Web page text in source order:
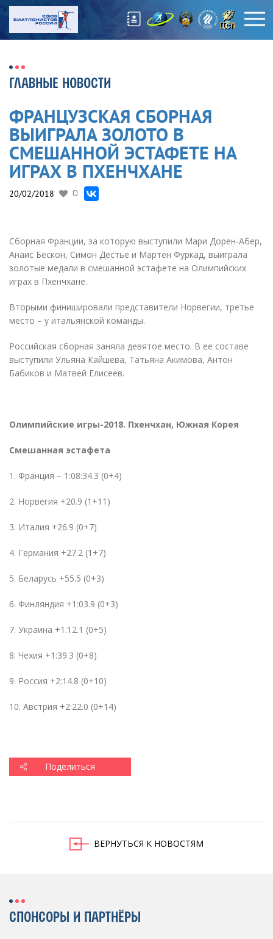
ГЛАВНЫЕ НОВОСТИ
ФРАНЦУЗСКАЯ СБОРНАЯ
ВЫИГРАЛА ЗОЛОТО В
СМЕШАННОЙ ЭСТАФЕТЕ НА
ИГРАХ В ПХЕНЧХАНЕ
20/02/2018 0
Сборная Франции, за которую выступили Мари Дорен-Абер,
Анаис Бескон, Симон Дестье и Мартен Фуркад, выиграла
золотые медали в смешанной эстафете на Олимпийских
играх в Пхенчхане.
Вторыми финишировали представители Норвегии, третье
место – у итальянской команды.
Российская сборная заняла девятое место. В ее составе
выступили Ульяна Кайшева, Татьяна Акимова, Антон
Бабиков и Матвей Елисеев.
Олимпийские игры-2018. Пхенчхан, Южная Корея
Смешанная эстафета
1. Франция – 1:08:34.3 (0+4)
2. Норвегия +20.9 (1+11)
3. Италия +26.9 (0+7)
4. Германия +27.2 (1+7)
5. Беларусь +55.5 (0+3)
6. Финляндия +1:03.9 (0+3)
7. Украина +1:12.1 (0+5)
8. Чехия +1:39.3 (0+8)
9. Россия +2:14.8 (0+10)
10. Австрия +2:22.0 (0+14)
Поделиться
ВЕРНУТЬСЯ К НОВОСТЯМ
СПОНСОРЫ И ПАРТНЁРЫ